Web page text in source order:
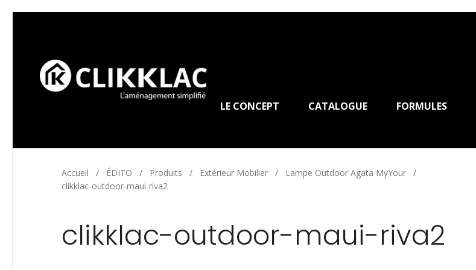
LE CONCEPT CATALOGUE FORMULES
Accueil / ÉDITO / Produits / Extérieur Mobilier / Lampe Outdoor Agata MyYour /
clikklac-outdoor-maui-riva2
clikklac-outdoor-maui-riva2